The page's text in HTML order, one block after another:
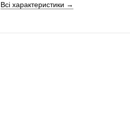
Всі характеристики →